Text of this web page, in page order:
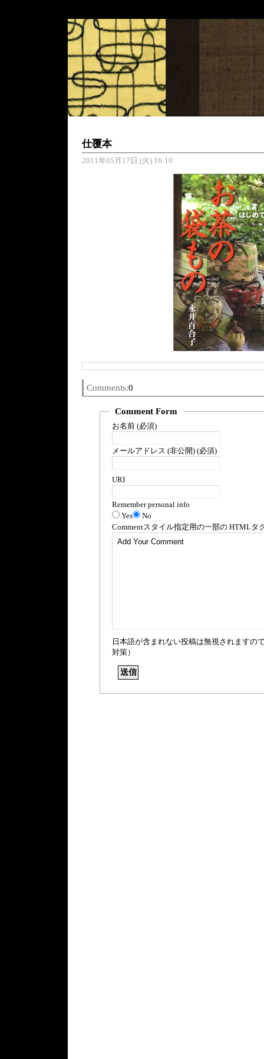
仕覆本
2011年05月17日 (火) 16:10
Comments:0
Comment Form
お名前 (必須)
メールアドレス (非公開) (必須)
URI
Remember personal info
Yes
No
Commentスタイル指定用の一部の HTMLタ
日本語が含まれない投稿は無視されますの
対策）